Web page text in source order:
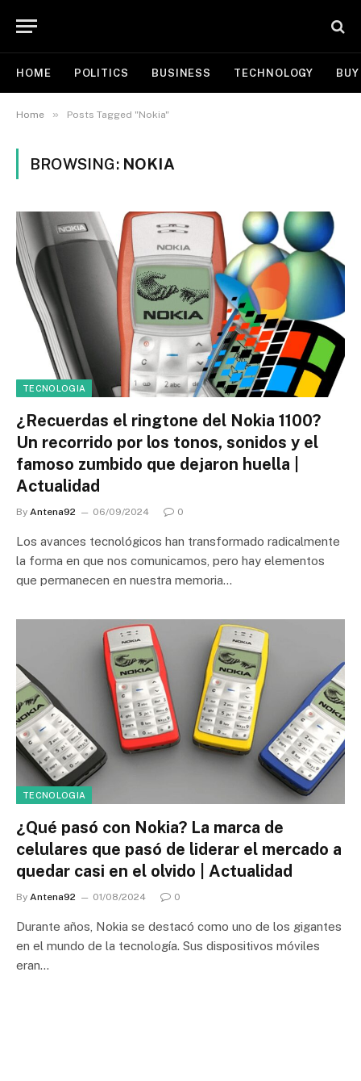
HOME POLITICS BUSINESS TECHNOLOGY
Home » Posts Tagged "Nokia"
BROWSING: NOKIA
TECNOLOGIA
¿Recuerdas el ringtone del Nokia 1100?
Un recorrido por los tonos, sonidos y el
famoso zumbido que dejaron huella |
Actualidad
By Antena92 06/09/2024 0
Los avances tecnológicos han transformado radicalmente
la forma en que nos comunicamos, pero hay elementos
que permanecen en nuestra memoria…
TECNOLOGIA
¿Qué pasó con Nokia? La marca de
celulares que pasó de liderar el mercado a
quedar casi en el olvido | Actualidad
By Antena92 01/08/2024 0
Durante años, Nokia se destacó como uno de los gigantes
en el mundo de la tecnología. Sus dispositivos móviles
eran…